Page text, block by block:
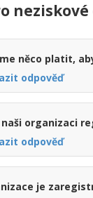
něco platit,
odpověď
naši organizaci
odpověď
je